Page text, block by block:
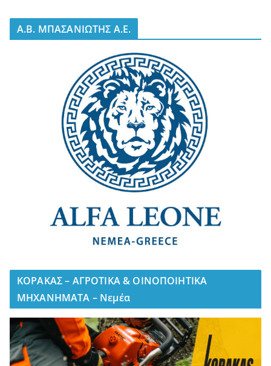
A.B. ΜΠΑΣΑΝΙΩΤΗΣ Α.Ε.
ΚΟΡΑΚΑΣ – ΑΓΡΟΤΙΚΑ & ΟΙΝΟΠΟΙΗΤΙΚΑ
ΜΗΧΑΝΗΜΑΤΑ – Νεμέα